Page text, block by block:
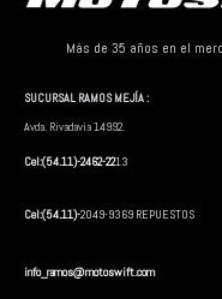
Más de 35 años en el
SUCURSAL RAMOS MEJÍA :
Avda. Rivadavia 14992.
Cel:(54.11)-2462-2213
Cel:(54.11)-2049-9369 REPUESTOS
info_ramos@motoswift.com